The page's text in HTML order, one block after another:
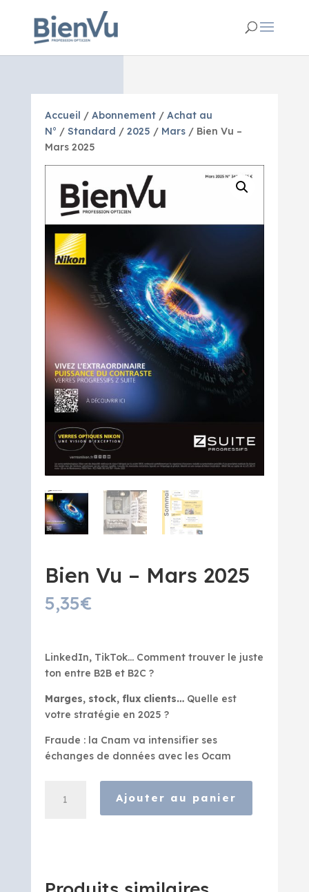
Accueil / Abonnement/ Achat au
N° / Standard / 2025 / Mars/ Bien Vu –
Mars 2025
Bien Vu – Mars 2025
5,35€
LinkedIn, TikTok… Comment trouver le juste
ton entre B2B et B2C ?
Marges, stock, flux clients…Quelle est
votre stratégie en 2025 ?
Fraude : la Cnam va intensifier ses
échanges de données avec les Ocam
2025
Ajouter au panier